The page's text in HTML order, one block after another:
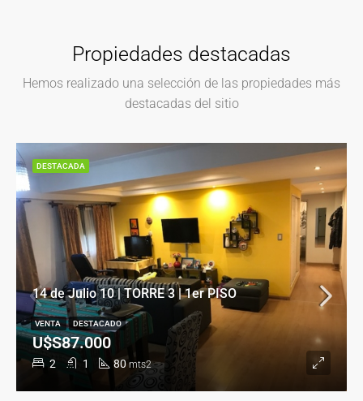
Propiedades destacadas
Hemos realizado una selección de las propiedades más
destacadas del sitio
14 de Julio 10 | TORRE 3 | 1er PISO
2 1 80 mts2
U$S87.000
VENTA DESTACADO
DESTACADA